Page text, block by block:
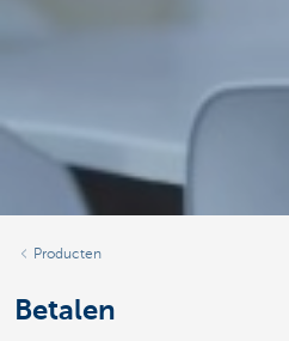
Producten
Betalen